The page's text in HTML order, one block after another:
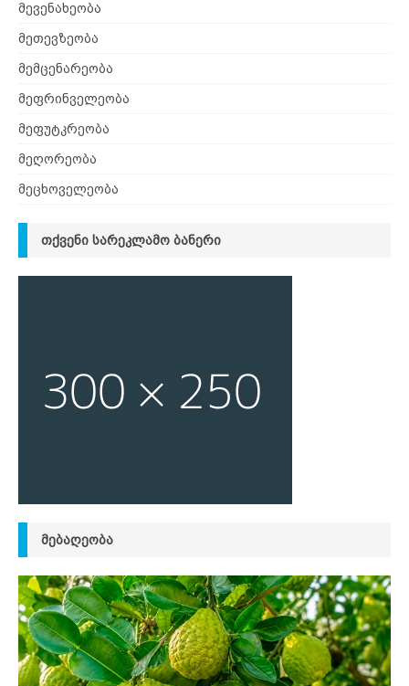
მევენახეობა
მეთევზეობა
მემცენარეობა
მეფრინველეობა
მეფუტკრეობა
მეღორეობა
მეცხოველეობა
ᲗᲥᲕᲔᲜᲘ ᲡᲐᲠᲔᲙᲚᲐᲛᲝ ᲑᲐᲜᲔᲠᲘ
ᲛᲔᲑᲐᲦᲔᲝᲑᲐ